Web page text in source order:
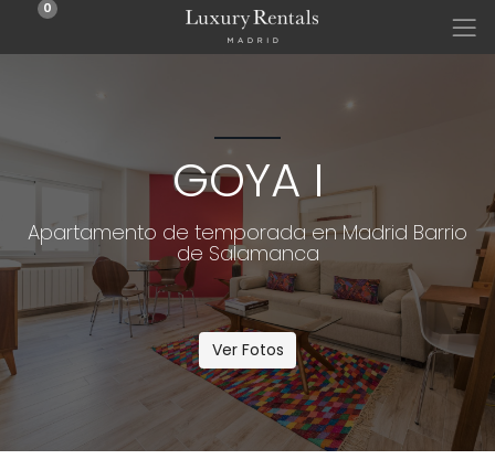
0
GOYA I
Apartamento de temporada en Madrid Barrio
de Salamanca
Ver Fotos